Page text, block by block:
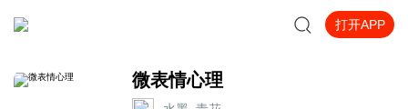
打开APP
微表情心理